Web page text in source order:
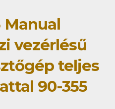
Manual
vezérlésű
teljes
90-355